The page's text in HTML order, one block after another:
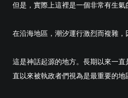
但是，實際上這裡是一個非常有生氣
在沿海地區，潮汐運行激烈而複雜，
這是神話起源的地方。長期以來一
直以來被執政者們視為是最重要的地